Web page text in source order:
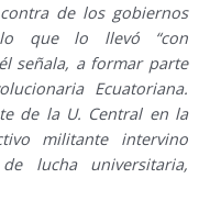
de los gobiernos
que lo llevó “con
señala, a formar parte
Ecuatoriana.
de la U. Central en la
militante intervino
lucha universitaria,